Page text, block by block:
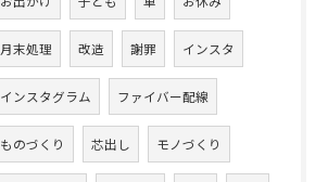
月末処理 改造 謝罪 インスタ
インスタグラム ファイバー配線
ものづくり 芯出し モノづくり